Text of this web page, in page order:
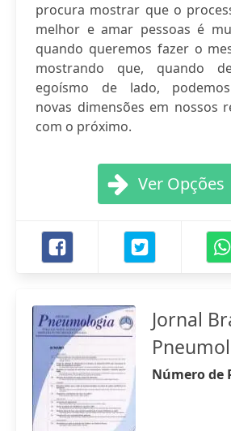
procura mostrar que o
melhor e amar pessoas é
quando queremos fazer o
mostrando que, quando
egoísmo de lado,
novas dimensões em nossos
com o próximo.
Ver Opções
Jornal
Número de